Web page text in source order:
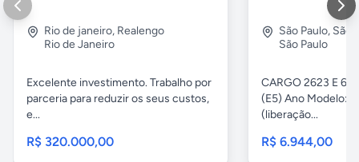
Rio de janeiro, Realengo
Rio de Janeiro
Excelente investimento. Trabalho por
parceria para reduzir os seus custos,
e...
R$ 320.000,00
São Paulo, São
São Paulo
CARGO 2623 E
(E5) Ano Modelo:
(liberação...
R$ 6.944,00